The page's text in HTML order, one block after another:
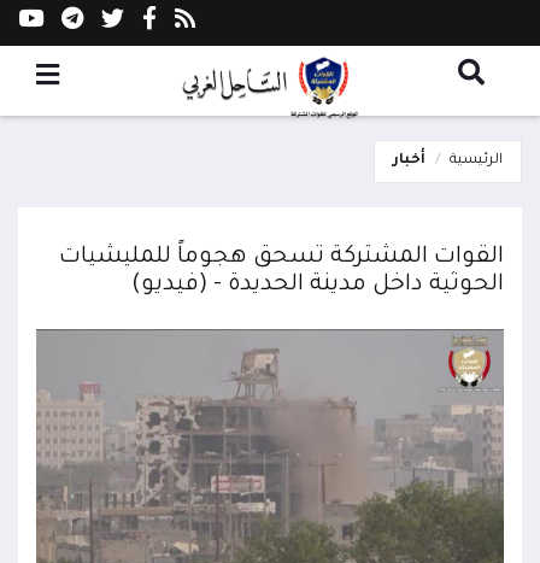
الرئيسية أخبار
القوات المشتركة تسحق هجوماً للمليشيات
الحوثية داخل مدينة الحديدة - (فيديو)